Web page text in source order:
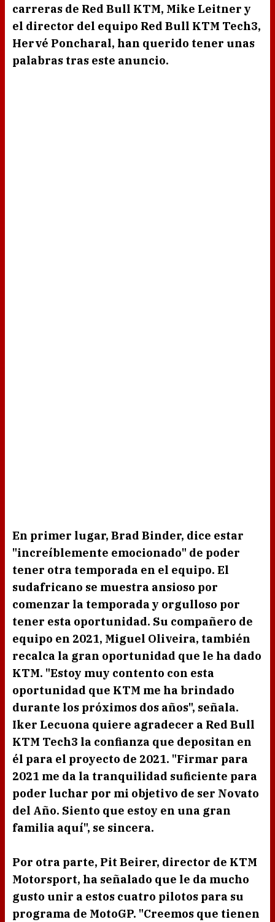
carreras de Red Bull KTM, Mike Leitner y
el director del equipo Red Bull KTM Tech3,
Hervé Poncharal, han querido tener unas
palabras tras este anuncio.
En primer lugar, Brad Binder, dice estar
"increíblemente emocionado" de poder
tener otra temporada en el equipo. El
sudafricano se muestra ansioso por
comenzar la temporada y orgulloso por
tener esta oportunidad. Su compañero de
equipo en 2021, Miguel Oliveira, también
recalca la gran oportunidad que le ha dado
KTM. "Estoy muy contento con esta
oportunidad que KTM me ha brindado
durante los próximos dos años", señala.
Iker Lecuona quiere agradecer a Red Bull
KTM Tech3 la confianza que depositan en
él para el proyecto de 2021. "Firmar para
2021 me da la tranquilidad suficiente para
poder luchar por mi objetivo de ser Novato
del Año. Siento que estoy en una gran
familia aquí", se sincera.
Por otra parte, Pit Beirer, director de KTM
Motorsport, ha señalado que le da mucho
gusto unir a estos cuatro pilotos para su
programa de MotoGP. "Creemos que tienen